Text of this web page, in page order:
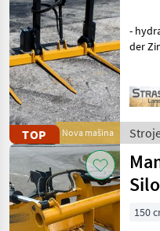
TRENUTNA
PUTANJA
Mammut
IZABERITE
KATEGORIJU
Poljoprivredna tehnika
164
Izgradnja
31
Ostalo
2
Resetuj
Prikaži
197
rezultata
TOP Nova mašina
-
der
M28
za
N
150